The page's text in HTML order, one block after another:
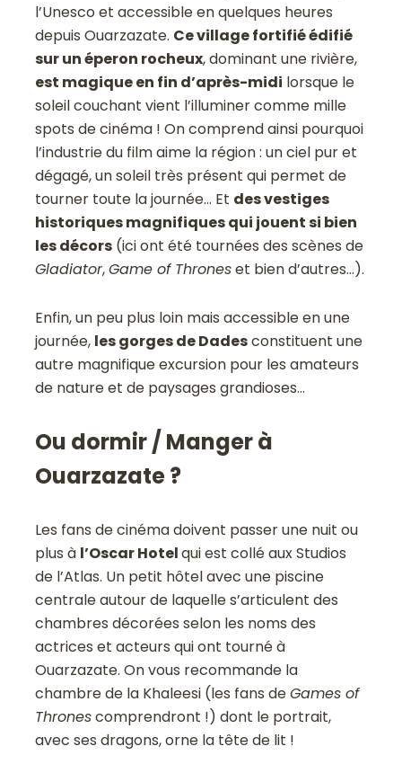
l’Unesco et accessible en quelques heures
depuis Ouarzazate. Ce village fortifié édifié
sur un éperon rocheux, dominant une rivière,
est magique en fin d’après-midi lorsque le
soleil couchant vient l’illuminer comme mille
spots de cinéma ! On comprend ainsi pourquoi
l’industrie du film aime la région : un ciel pur et
dégagé, un soleil très présent qui permet de
tourner toute la journée… Et des vestiges
historiques magnifiques qui jouent si bien
les décors (ici ont été tournées des scènes de
Gladiator,Game of Throneset bien d’autres…).
Enfin, un peu plus loin mais accessible en une
journée, les gorges de Dadesconstituent une
autre magnifique excursion pour les amateurs
de nature et de paysages grandioses…
Ou dormir / Manger à
Ouarzazate ?
Les fans de cinéma doivent passer une nuit ou
plus à l’Oscar Hotelqui est collé aux Studios
de l’Atlas. Un petit hôtel avec une piscine
centrale autour de laquelle s’articulent des
chambres décorées selon les noms des
actrices et acteurs qui ont tourné à
Ouarzazate. On vous recommande la
chambre de la Khaleesi (les fans deGames of
Thronescomprendront !) dont le portrait,
avec ses dragons, orne la tête de lit !